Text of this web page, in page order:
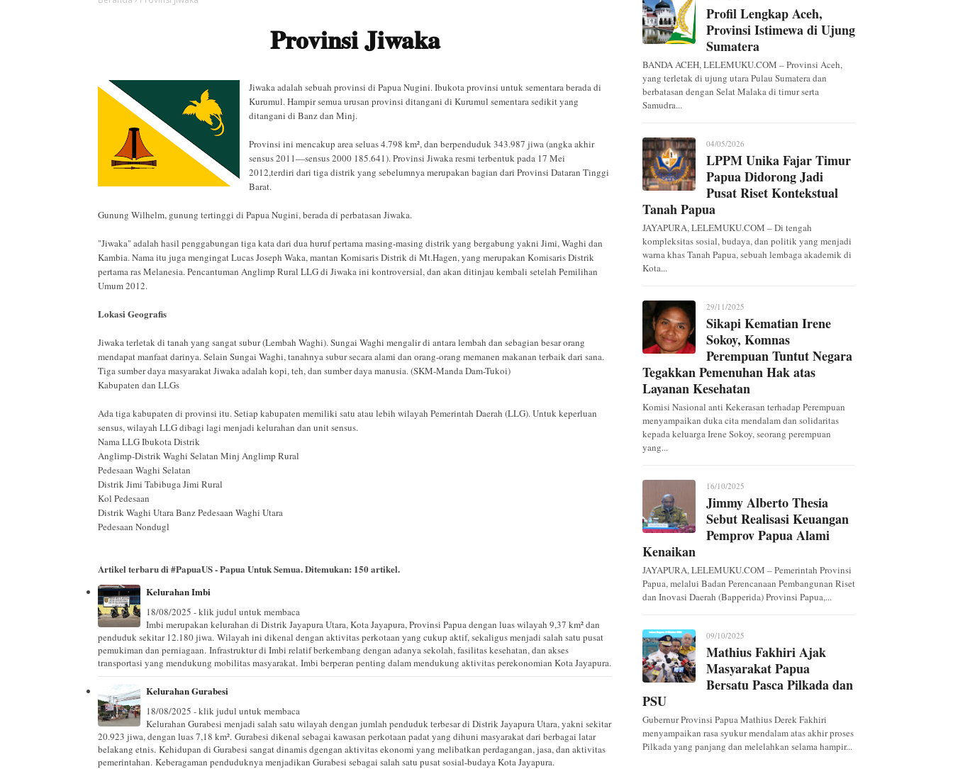
Provinsi Jiwaka
Jiwaka adalah sebuah provinsi di Papua Nugini. Ibukota provinsi untuk sementara berada di
Kurumul. Hampir semua urusan provinsi ditangani di Kurumul sementara sedikit yang
ditangani di Banz dan Minj.
Provinsi ini mencakup area seluas 4.798 km², dan berpenduduk 343.987 jiwa (angka akhir
sensus 2011—sensus 2000 185.641). Provinsi Jiwaka resmi terbentuk pada 17 Mei
2012,terdiri dari tiga distrik yang sebelumnya merupakan bagian dari Provinsi Dataran Tinggi
Barat.
Gunung Wilhelm, gunung tertinggi di Papua Nugini, berada di perbatasan Jiwaka.
"Jiwaka" adalah hasil penggabungan tiga kata dari dua huruf pertama masing-masing distrik yang bergabung yakni Jimi, Waghi dan
Kambia. Nama itu juga mengingat Lucas Joseph Waka, mantan Komisaris Distrik di Mt.Hagen, yang merupakan Komisaris Distrik
pertama ras Melanesia. Pencantuman Anglimp Rural LLG di Jiwaka ini kontroversial, dan akan ditinjau kembali setelah Pemilihan
Umum 2012.
Lokasi Geografis
Jiwaka terletak di tanah yang sangat subur (Lembah Waghi). Sungai Waghi mengalir di antara lembah dan sebagian besar orang
mendapat manfaat darinya. Selain Sungai Waghi, tanahnya subur secara alami dan orang-orang memanen makanan terbaik dari sana.
Tiga sumber daya masyarakat Jiwaka adalah kopi, teh, dan sumber daya manusia. (SKM-Manda Dam-Tukoi)
Kabupaten dan LLGs
Ada tiga kabupaten di provinsi itu. Setiap kabupaten memiliki satu atau lebih wilayah Pemerintah Daerah (LLG). Untuk keperluan
sensus, wilayah LLG dibagi lagi menjadi kelurahan dan unit sensus.
Nama LLG Ibukota Distrik
Anglimp-Distrik Waghi Selatan Minj Anglimp Rural
Pedesaan Waghi Selatan
Distrik Jimi Tabibuga Jimi Rural
Kol Pedesaan
Distrik Waghi Utara Banz Pedesaan Waghi Utara
Pedesaan Nondugl
Artikel terbaru di #PapuaUS - Papua Untuk Semua. Ditemukan: 150artikel.
Kelurahan Imbi
18/08/2025 - klik judul untuk membaca
Imbi merupakan kelurahan di Distrik Jayapura Utara, Kota Jayapura, Provinsi Papua dengan luas wilayah 9,37 km² dan
penduduk sekitar 12.180 jiwa. Wilayah ini dikenal dengan aktivitas perkotaan yang cukup aktif, sekaligus menjadi salah satu pusat
pemukiman dan perniagaan. Infrastruktur di Imbi relatif berkembang dengan adanya sekolah, fasilitas kesehatan, dan akses
transportasi yang mendukung mobilitas masyarakat. Imbi berperan penting dalam mendukung aktivitas perekonomian Kota Jayapura.
Kelurahan Gurabesi
18/08/2025 - klik judul untuk membaca
Kelurahan Gurabesi menjadi salah satu wilayah dengan jumlah penduduk terbesar di Distrik Jayapura Utara, yakni sekitar
20.923 jiwa, dengan luas 7,18 km². Gurabesi dikenal sebagai kawasan perkotaan padat yang dihuni masyarakat dari berbagai latar
belakang etnis. Kehidupan di Gurabesi sangat dinamis dgengan aktivitas ekonomi yang melibatkan perdagangan, jasa, dan aktivitas
pemerintahan. Keberagaman penduduknya menjadikan Gurabesi sebagai salah satu pusat sosial-budaya Kota Jayapura.
Profil Lengkap Aceh,
Provinsi Istimewa di Ujung
Sumatera
BANDA ACEH, LELEMUKU.COM – Provinsi Aceh,
yang terletak di ujung utara Pulau Sumatera dan
berbatasan dengan Selat Malaka di timur serta
Samudra...
04/05/2026
LPPM Unika Fajar Timur
Papua Didorong Jadi
Pusat Riset Kontekstual
Tanah Papua
JAYAPURA, LELEMUKU.COM – Di tengah
kompleksitas sosial, budaya, dan politik yang menjadi
warna khas Tanah Papua, sebuah lembaga akademik di
Kota...
29/11/2025
Sikapi Kematian Irene
Sokoy, Komnas
Perempuan Tuntut Negara
Tegakkan Pemenuhan Hak atas
Layanan Kesehatan
Komisi Nasional anti Kekerasan terhadap Perempuan
menyampaikan duka cita mendalam dan solidaritas
kepada keluarga Irene Sokoy, seorang perempuan
yang...
16/10/2025
Jimmy Alberto Thesia
Sebut Realisasi Keuangan
Pemprov Papua Alami
Kenaikan
JAYAPURA, LELEMUKU.COM – Pemerintah Provinsi
Papua, melalui Badan Perencanaan Pembangunan Riset
dan Inovasi Daerah (Bapperida) Provinsi Papua,...
09/10/2025
Mathius Fakhiri Ajak
Masyarakat Papua
Bersatu Pasca Pilkada dan
PSU
Gubernur Provinsi Papua Mathius Derek Fakhiri
menyampaikan rasa syukur mendalam atas akhir proses
Pilkada yang panjang dan melelahkan selama hampir...